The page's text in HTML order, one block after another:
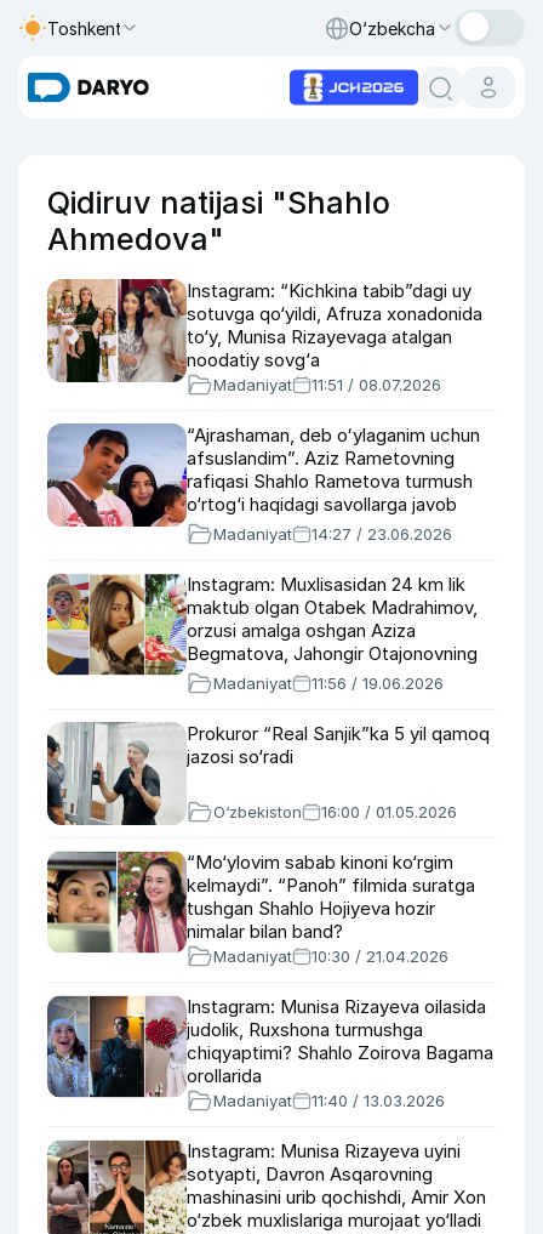
Toshkent O‘zbekcha
Qidiruv natijasi "Shahlo
Ahmedova"
Instagram: “Kichkina tabib”dagi uy
sotuvga qo‘yildi, Afruza xonadonida
to‘y, Munisa Rizayevaga atalgan
noodatiy sovg‘a
Madaniyat 11:51 / 08.07.2026
“Ajrashaman, deb oʻylaganim uchun
afsuslandim”. Aziz Rametovning
rafiqasi Shahlo Rametova turmush
o‘rtog‘i haqidagi savollarga javob
berdi (video)
Madaniyat 14:27 / 23.06.2026
Instagram: Muxlisasidan 24 km lik
maktub olgan Otabek Madrahimov,
orzusi amalga oshgan Aziza
Begmatova, Jahongir Otajonovning
qiyofadoshi topildi
Madaniyat 11:56 / 19.06.2026
Prokuror “Real Sanjik”ka 5 yil qamoq
jazosi so‘radi
O‘zbekiston 16:00 / 01.05.2026
“Mo‘ylovim sabab kinoni ko‘rgim
kelmaydi”. “Panoh” filmida suratga
tushgan Shahlo Hojiyeva hozir
nimalar bilan band?
Madaniyat 10:30 / 21.04.2026
Instagram: Munisa Rizayeva oilasida
judolik, Ruxshona turmushga
chiqyaptimi? Shahlo Zoirova Bagama
orollarida
Madaniyat 11:40 / 13.03.2026
Instagram: Munisa Rizayeva uyini
sotyapti, Davron Asqarovning
mashinasini urib qochishdi, Amir Xon
o‘zbek muxlislariga murojaat yo‘lladi